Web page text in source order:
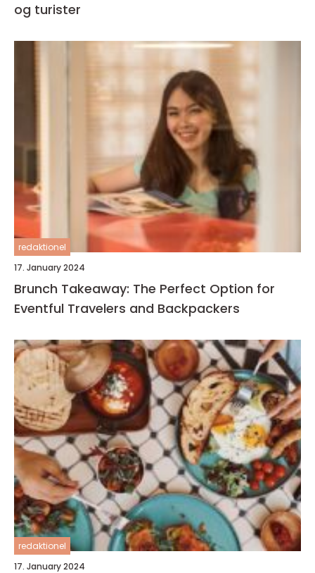
og turister
redaktionel
17. January 2024
Brunch Takeaway: The Perfect Option for
Eventful Travelers and Backpackers
redaktionel
17. January 2024